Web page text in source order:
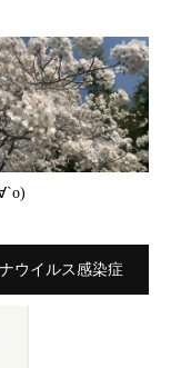
ウイルス感染症